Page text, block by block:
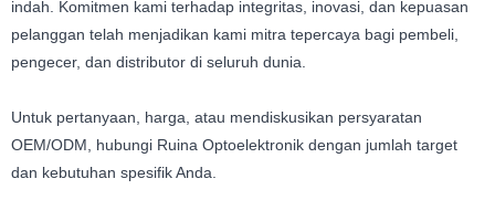
indah. Komitmen kami terhadap integritas, inovasi, dan kepuasan
pelanggan telah menjadikan kami mitra tepercaya bagi pembeli,
pengecer, dan distributor di seluruh dunia.
Untuk pertanyaan, harga, atau mendiskusikan persyaratan
OEM/ODM, hubungi Ruina Optoelektronik dengan jumlah target
dan kebutuhan spesifik Anda.